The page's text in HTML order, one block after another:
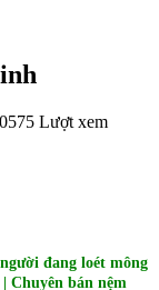
Lượt xem
đang loét mông
Chuyên bán nệm